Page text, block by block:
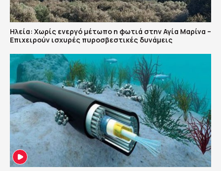
Ηλεία: Χωρίς ενεργό μέτωπο η φωτιά στην Αγία Μαρίνα –
Επιχειρούν ισχυρές πυροσβεστικές δυνάμεις